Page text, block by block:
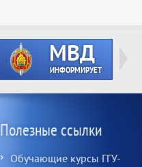
Полезные ссылки
Обучающие курсы ГГУ-